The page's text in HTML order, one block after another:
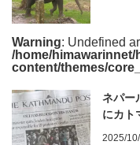
Warning: Undefined
/home/
content/themes/
ネパー
にカト
2025/